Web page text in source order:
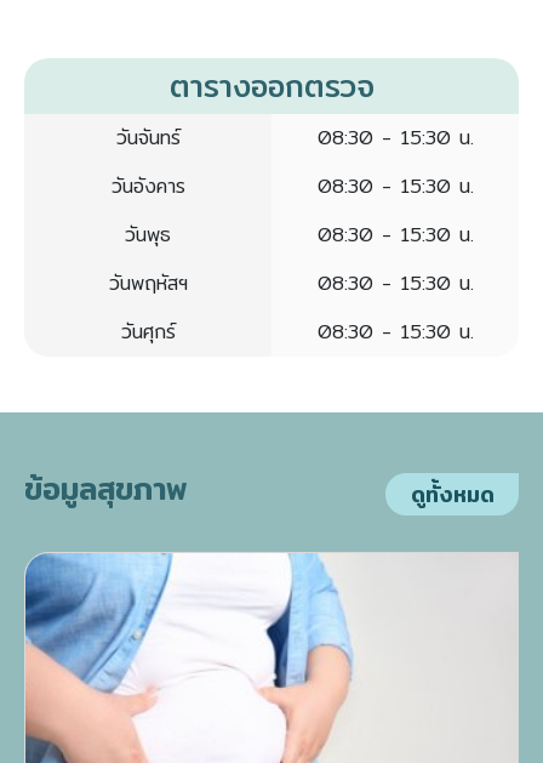
ตารางออกตรวจ
วันจันทร์
08:30 - 15:30 น.
วันอังคาร
08:30 - 15:30 น.
วันพุธ
08:30 - 15:30 น.
วันพฤหัสฯ
08:30 - 15:30 น.
วันศุกร์
08:30 - 15:30 น.
ข้อมูลสุขภาพ ดูทั้งหมด